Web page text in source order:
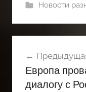
Новости
по
записям
Европа
диалогу с